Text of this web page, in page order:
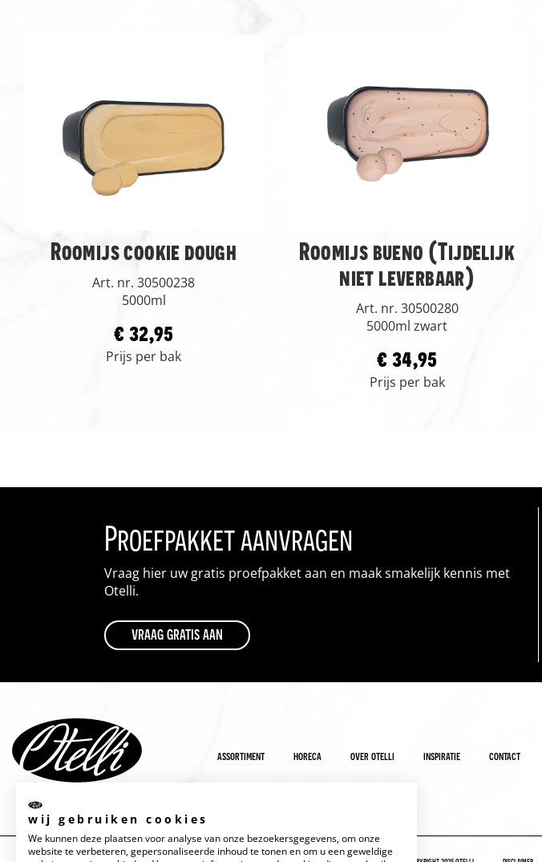
Roomijs cookie dough
Art. nr. 30500238
5000ml
€ 32,95
Prijs per bak
Roomijs bueno (Tijdelijk
niet leverbaar)
Art. nr. 30500280
5000ml zwart
€ 34,95
Prijs per bak
Proefpakket aanvragen
Vraag hier uw gratis proefpakket aan en maak smakelijk kennis met
Otelli.
vraag gratis aan
assortiment horeca over otelli inspiratie contact
wij gebruiken cookies
We kunnen deze plaatsen voor analyse van onze bezoekersgegevens, om onze
website te verbeteren, gepersonaliseerde inhoud te tonen en om u een geweldige